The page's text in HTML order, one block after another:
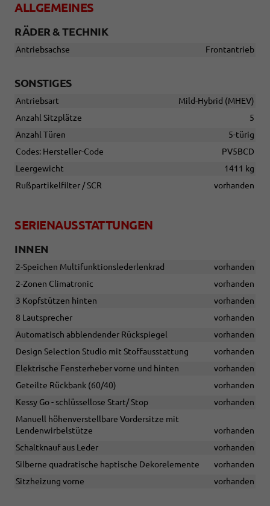
ALLGEMEINES
RÄDER & TECHNIK
Antriebsachse Frontantrieb
SONSTIGES
Antriebsart
Mild-Hybrid (MHEV)
Anzahl Sitzplätze
5
Anzahl Türen
5-türig
Codes: Hersteller-Code
PV5BCD
Leergewicht
1411 kg
Rußpartikelfilter / SCR
vorhanden
SERIENAUSSTATTUNGEN
INNEN
2-Speichen Multifunktionslederlenkrad
vorhanden
2-Zonen Climatronic
vorhanden
3 Kopfstützen hinten
vorhanden
8 Lautsprecher
vorhanden
Automatisch abblendender Rückspiegel
vorhanden
Design Selection Studio mit Stoffausstattung
vorhanden
Elektrische Fensterheber vorne und hinten
vorhanden
Geteilte Rückbank (60/40)
vorhanden
Kessy Go - schlüssellose Start/ Stop
vorhanden
Manuell höhenverstellbare Vordersitze mit
Lendenwirbelstütze
vorhanden
Schaltknauf aus Leder
vorhanden
Silberne quadratische haptische Dekorelemente
vorhanden
Sitzheizung vorne
vorhanden